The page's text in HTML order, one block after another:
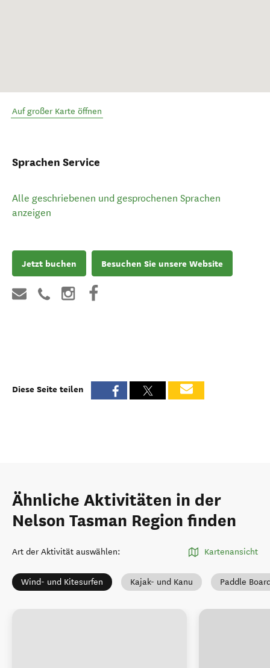
Auf großer Karte öffnen
Sprachen Service
Alle geschriebenen und gesprochenen Sprachen
anzeigen
Jetzt buchen Besuchen Sie unsere Website
Diese Seite teilen
Ähnliche Aktivitäten in der
Nelson Tasman Region finden
Art der Aktivität auswählen: Kartenansicht
Wind- und Kitesurfen Kajak- und Kanu Paddle